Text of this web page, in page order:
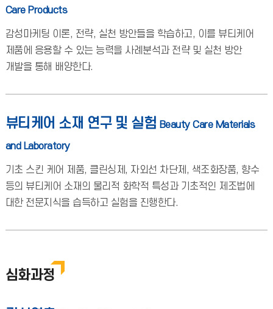
Care Products
감성마케팅 이론, 전략, 실천 방안들을 학습하고, 이를 뷰티케어
제품에 응용할 수 있는 능력을 사례분석과 전략 및 실천 방안
개발을 통해 배양한다.
뷰티케어 소재 연구 및 실험 Beauty Care Materials
and Laboratory
기초 스킨 케어 제품, 클린싱제, 자외선 차단제, 색조화장품, 향수
등의 뷰티케어 소재의 물리적 화학적 특성과 기초적인 제조법에
대한 전문지식을 습득하고 실험을 진행한다.
심화과정